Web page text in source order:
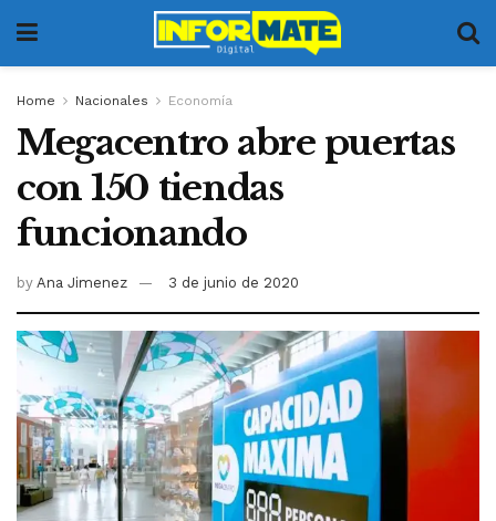
Home Nacionales Economía
Megacentro abre puertas
con 150 tiendas
funcionando
by Ana Jimenez 3 de junio de 2020